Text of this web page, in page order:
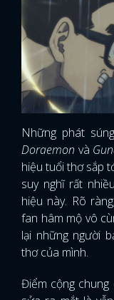
Những phát
Doraemon và
hiệu tuổi thơ sắp
suy nghĩ rất
hiệu này. Rõ
fan hâm mộ vô
lại những người
thơ của mình.
Điểm cộng